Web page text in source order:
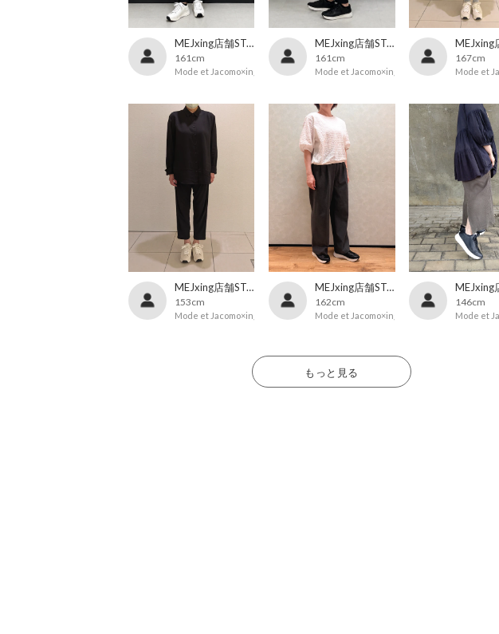
MEJxing店舗STAFF
161cm
Mode et Jacomo×ing
MEJxing店舗STAFF
161cm
Mode et Jacomo×ing
167cm
Mode et
MEJxing店舗STAFF
153cm
Mode et Jacomo×ing
MEJxing店舗STAFF
162cm
Mode et Jacomo×ing
146cm
Mode et
もっと見る